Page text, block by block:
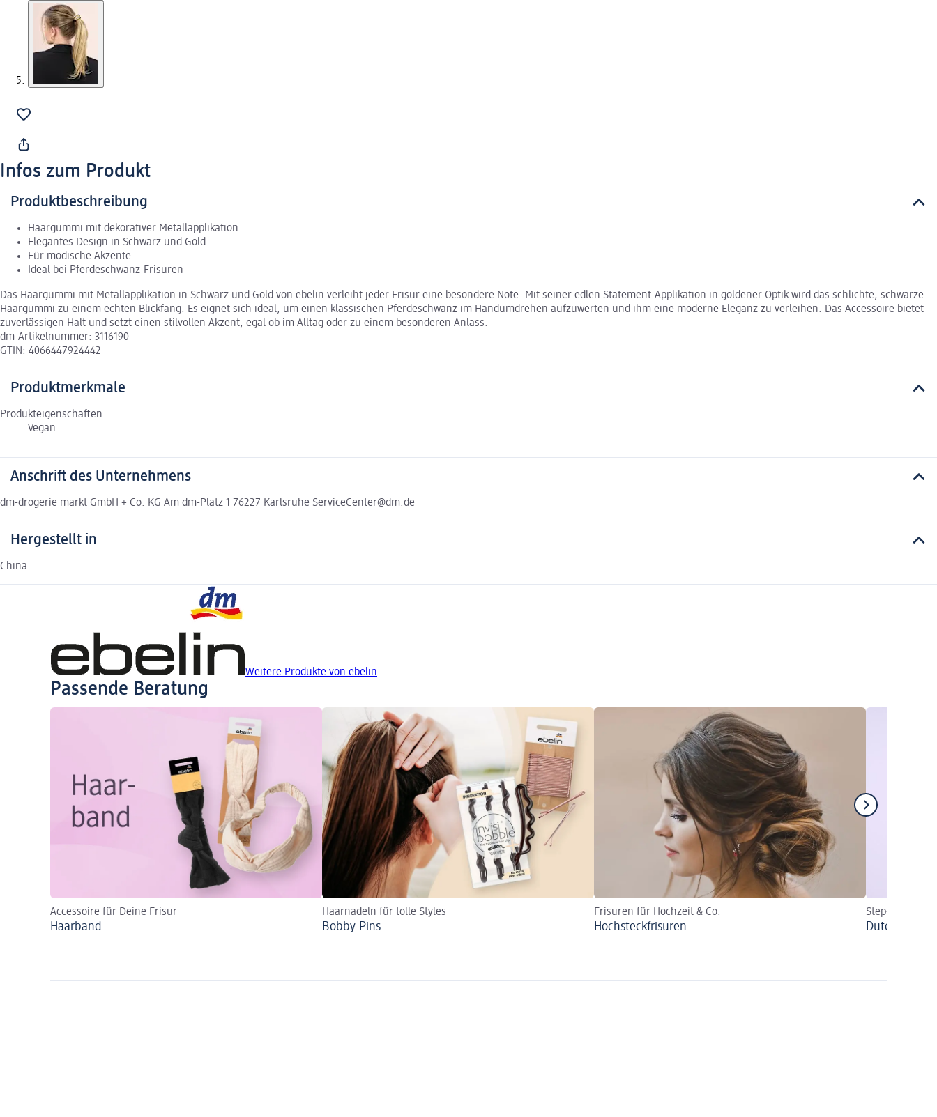
Infos zum Produkt
Produktbeschreibung
Haargummi mit dekorativer Metallapplikation
Elegantes Design in Schwarz und Gold
Für modische Akzente
Ideal bei Pferdeschwanz-Frisuren
Das Haargummi mit Metallapplikation in Schwarz und Gold von ebelin verleiht jeder Frisur eine besondere Note. Mit seiner edlen Statement-Applikation in goldener Optik wird das schlichte, schwarze
Haargummi zu einem echten Blickfang. Es eignet sich ideal, um einen klassischen Pferdeschwanz im Handumdrehen aufzuwerten und ihm eine moderne Eleganz zu verleihen. Das Accessoire bietet
zuverlässigen Halt und setzt einen stilvollen Akzent, egal ob im Alltag oder zu einem besonderen Anlass.
dm-Artikelnummer: 3116190
GTIN: 4066447924442
Produktmerkmale
Produkteigenschaften:
Vegan
Anschrift des Unternehmens
dm-drogerie markt GmbH + Co. KG Am dm-Platz 1 76227 Karlsruhe ServiceCenter@dm.de
Hergestellt in
China
Weitere Produkte von ebelin
Passende Beratung
Accessoire für Deine Frisur
Haarband
Haarnadeln für tolle Styles
Bobby Pins
Frisuren für Hochzeit & Co.
Hochsteckfrisuren
Step-by-Step
Dutch